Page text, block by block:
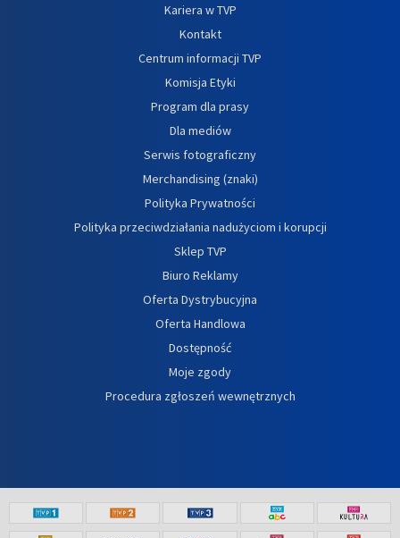
Kariera w TVP
Kontakt
Centrum informacji TVP
Komisja Etyki
Program dla prasy
Dla mediów
Serwis fotograficzny
Merchandising (znaki)
Polityka Prywatności
Polityka przeciwdziałania nadużyciom i korupcji
Sklep TVP
Biuro Reklamy
Oferta Dystrybucyjna
Oferta Handlowa
Dostępność
Moje zgody
Procedura zgłoszeń wewnętrznych